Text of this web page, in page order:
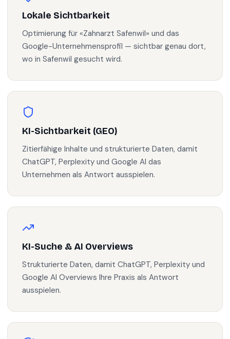
Lokale Sichtbarkeit
Optimierung für «Zahnarzt Safenwil» und das
Google-Unternehmensprofil — sichtbar genau dort,
wo in Safenwil gesucht wird.
KI-Sichtbarkeit (GEO)
Zitierfähige Inhalte und strukturierte Daten, damit
ChatGPT, Perplexity und Google AI das
Unternehmen als Antwort ausspielen.
KI-Suche & AI Overviews
Strukturierte Daten, damit ChatGPT, Perplexity und
Google AI Overviews Ihre Praxis als Antwort
ausspielen.